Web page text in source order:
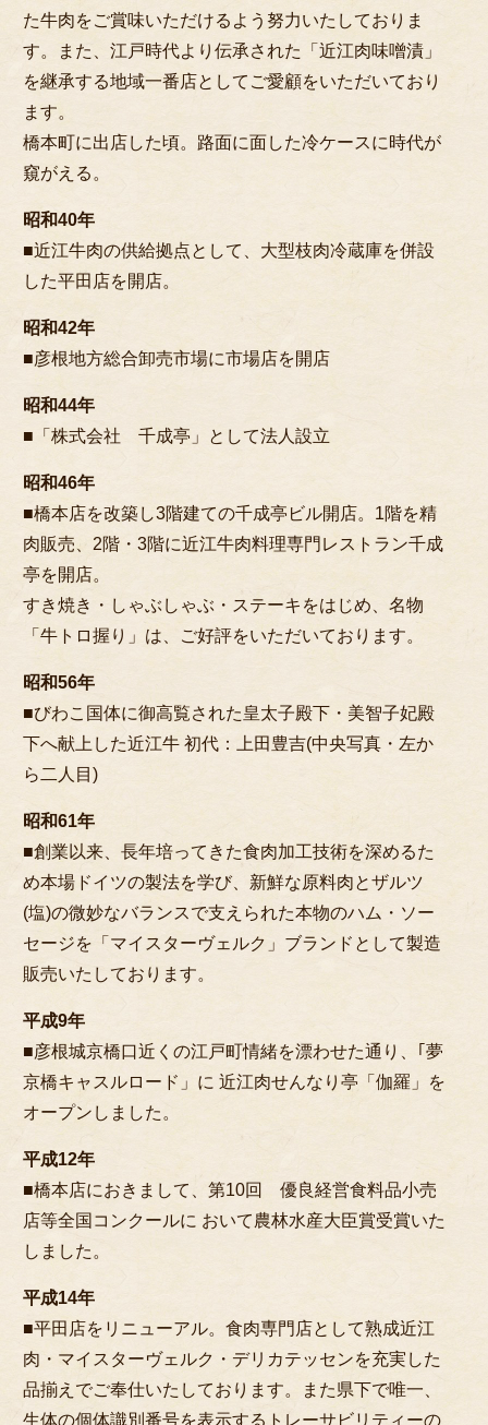
た牛肉をご賞味いただけるよう努力いたしておりま
す。また、江戸時代より伝承された「近江肉味噌漬」
を継承する地域一番店としてご愛顧をいただいており
ます。
橋本町に出店した頃。路面に面した冷ケースに時代が
窺がえる。
昭和40年
■近江牛肉の供給拠点として、大型枝肉冷蔵庫を併設
した平田店を開店。
昭和42年
■彦根地方総合卸売市場に市場店を開店
昭和44年
■「株式会社 千成亭」として法人設立
昭和46年
■橋本店を改築し3階建ての千成亭ビル開店。1階を精
肉販売、2階・3階に近江牛肉料理専門レストラン千成
亭を開店。
すき焼き・しゃぶしゃぶ・ステーキをはじめ、名物
「牛トロ握り」は、ご好評をいただいております。
昭和56年
■びわこ国体に御高覧された皇太子殿下・美智子妃殿
下へ献上した近江牛 初代：上田豊吉(中央写真・左か
ら二人目)
昭和61年
■創業以来、長年培ってきた食肉加工技術を深めるた
め本場ドイツの製法を学び、新鮮な原料肉とザルツ
(塩)の微妙なバランスで支えられた本物のハム・ソー
セージを「マイスターヴェルク」ブランドとして製造
販売いたしております。
平成9年
■彦根城京橋口近くの江戸町情緒を漂わせた通り、｢夢
京橋キャスルロード」に 近江肉せんなり亭「伽羅」を
オープンしました。
平成12年
■橋本店におきまして、第10回 優良経営食料品小売
店等全国コンクールに おいて農林水産大臣賞受賞いた
しました。
平成14年
■平田店をリニューアル。食肉専門店として熟成近江
肉・マイスターヴェルク・デリカテッセンを充実した
品揃えでご奉仕いたしております。また県下で唯一、
生体の個体識別番号を表示するトレーサビリティーの